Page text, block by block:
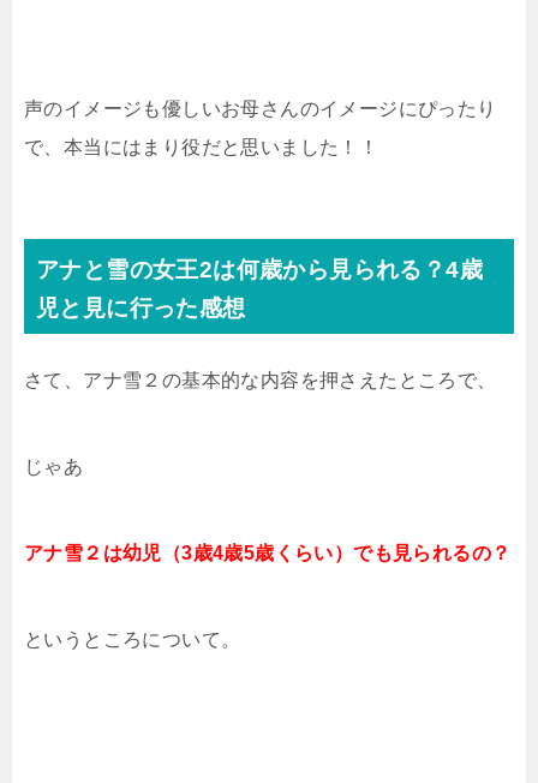
声のイメージも優しいお母さんのイメージにぴったり
で、本当にはまり役だと思いました！！
アナと雪の女王2は何歳から見られる？4歳
児と見に行った感想
さて、アナ雪２の基本的な内容を押さえたところで、
じゃあ
アナ雪２は幼児（3歳4歳5歳くらい）でも見られるの？
というところについて。